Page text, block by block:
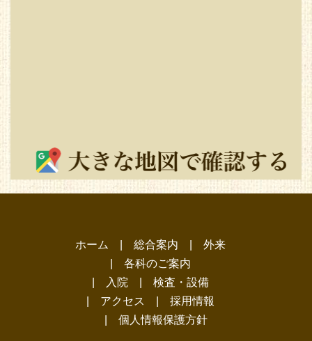
ホーム 総合案内
外来
各科のご案内
入院
検査・設備
アクセス
採用情報
個人情報保護方針